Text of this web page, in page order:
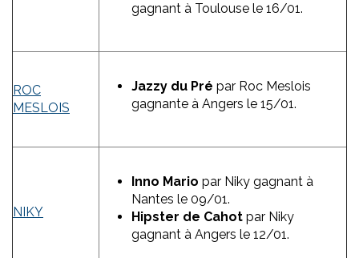
gagnant à Toulouse le 16/01.
ROC
MESLOIS
Jazzy du Pré par Roc Meslois
gagnante à Angers le 15/01.
NIKY
Inno Mario par Niky gagnant à
Nantes le 09/01.
Hipster de Cahot par Niky
gagnant à Angers le 12/01.